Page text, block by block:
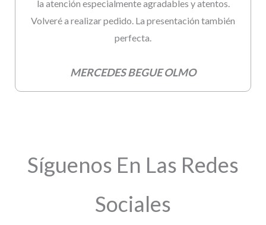
la atención especialmente agradables y atentos.
Volveré a realizar pedido. La presentación también
perfecta.
MERCEDES BEGUE OLMO
Síguenos En Las Redes
Sociales